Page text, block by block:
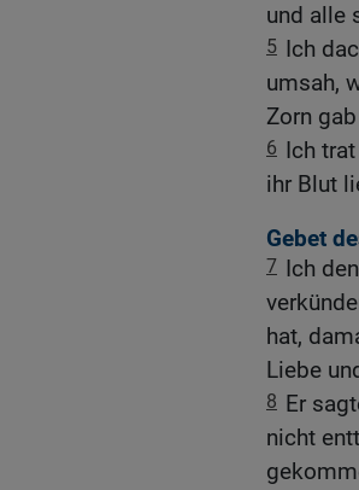
und alle
5 Ich
umsah,
Zorn
6 Ich
ihr Blut
Gebet
7 Ich
hat,
Liebe
8 Er
nicht